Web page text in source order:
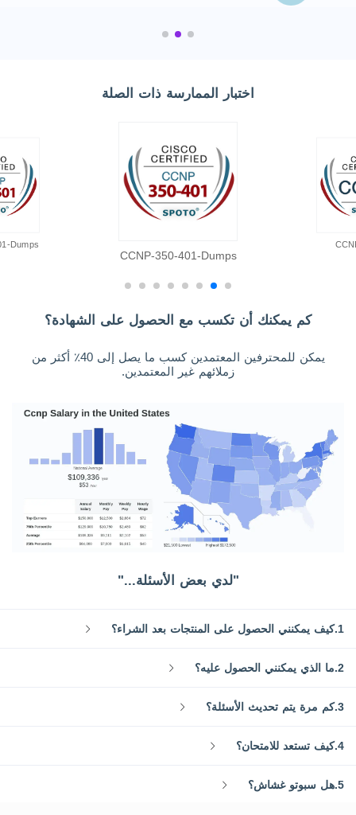
اختبار الممارسة ذات الصلة
CCNP-350-401-Dumps
Dumps
كم يمكنك أن تكسب مع الحصول على الشهادة؟
يمكن للمحترفين المعتمدين كسب ما يصل إلى 40٪ أكثر من
زملائهم غير المعتمدين.
"لدي بعض الأسئلة..."
1.كيف يمكنني الحصول على المنتجات بعد الشراء؟
2.ما الذي يمكنني الحصول عليه؟
3.كم مرة يتم تحديث الأسئلة؟
4.كيف تستعد للامتحان؟
5.هل سبوتو غشاش؟